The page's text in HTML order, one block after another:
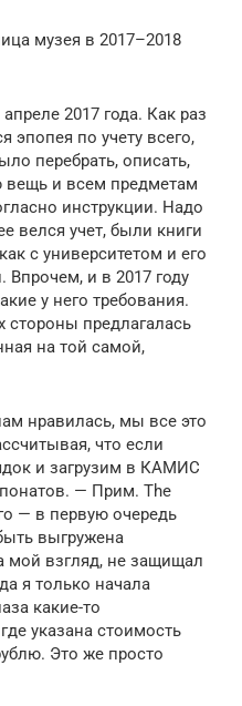
музея в 2017–2018
2017 года. Как раз
эпопея по учету всего,
перебрать, описать,
вещь и всем предметам
инструкции. Надо
велся учет, были книги
с университетом и его
и в 2017 году
у него требования.
предлагалась
на той самой,
нравилась, мы все это
что если
и загрузим в КАМИС
— Прим. The
— в первую очередь
выгружена
мой взгляд, не защищал
я только начала
какие-то
указана стоимость
Это же просто